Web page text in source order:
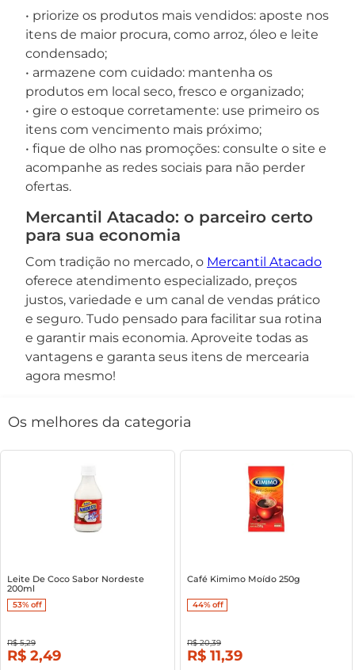
• priorize os produtos mais vendidos: aposte nos
itens de maior procura, como arroz, óleo e leite
condensado;
• armazene com cuidado: mantenha os
produtos em local seco, fresco e organizado;
• gire o estoque corretamente: use primeiro os
itens com vencimento mais próximo;
• fique de olho nas promoções: consulte o site e
acompanhe as redes sociais para não perder
ofertas.
Mercantil Atacado: o parceiro certo
para sua economia
Com tradição no mercado, o Mercantil Atacado
oferece atendimento especializado, preços
justos, variedade e um canal de vendas prático
e seguro. Tudo pensado para facilitar sua rotina
e garantir mais economia. Aproveite todas as
vantagens e garanta seus itens de mercearia
agora mesmo!
Os melhores da categoria
Leite De Coco Sabor Nordeste
200ml
53%off
R$ 5,29
R$ 2,49
Café Kimimo Moído 250g
44%off
R$ 20,39
R$ 11,39